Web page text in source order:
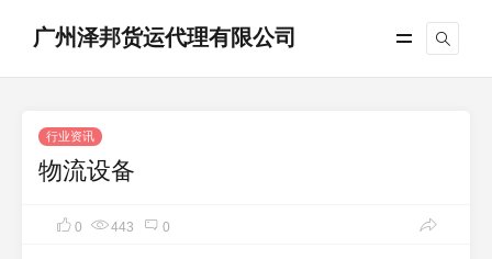
广州泽邦货运代理有限公司
行业资讯
物流设备
0 443 0